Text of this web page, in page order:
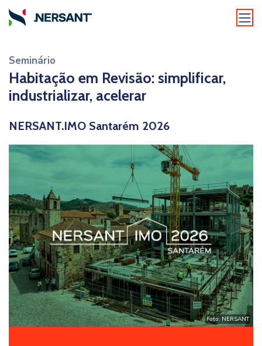
Seminário
Habitação em Revisão: simplificar,
industrializar, acelerar
NERSANT.IMO Santarém 2026
Foto: NERSANT